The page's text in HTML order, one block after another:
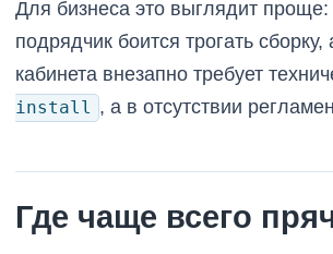
Для бизнеса это выглядит
подрядчик боится трогать
кабинета внезапно требует
install , а в отсутствии
Где чаще всего